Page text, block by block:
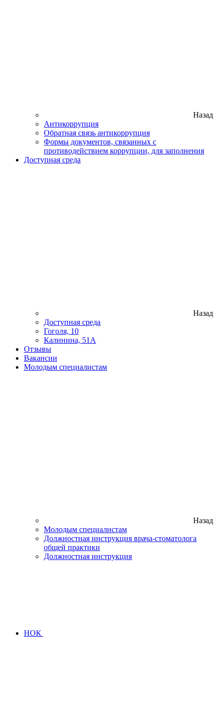
Назад
Антикоррупция
Обратная связь антикоррупция
Формы документов, связанных с
противодействием коррупции, для заполнения
Доступная среда
Назад
Доступная среда
Гоголя, 10
Калинина, 51А
Отзывы
Вакансии
Молодым специалистам
Назад
Молодым специалистам
Должностная инструкция врача-стоматолога
общей практики
Должностная инструкция
НОК